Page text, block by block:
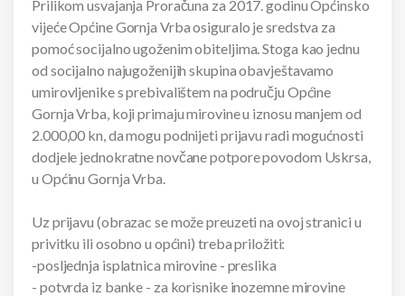
Prilikom usvajanja Proračuna za 2017. godinu Općinsko
vijeće Općine Gornja Vrba osiguralo je sredstva za
pomoć socijalno ugoženim obiteljima. Stoga kao jednu
od socijalno najugoženijih skupina obavještavamo
umirovljenike s prebivalištem na području Općine
Gornja Vrba, koji primaju mirovine u iznosu manjem od
2.000,00 kn, da mogu podnijeti prijavu radi mogućnosti
dodjele jednokratne novčane potpore povodom Uskrsa,
u Općinu Gornja Vrba.
Uz prijavu (obrazac se može preuzeti na ovoj stranici u
privitku ili osobno u općini) treba priložiti:
-posljednja isplatnica mirovine - preslika
- potvrda iz banke - za korisnike inozemne mirovine